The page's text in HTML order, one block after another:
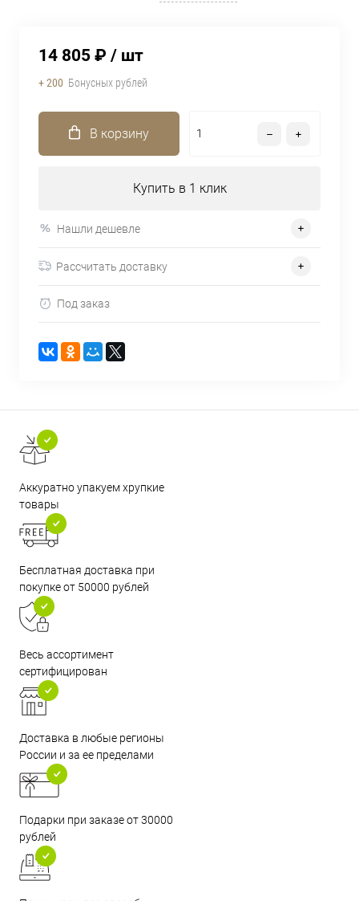
14 805 ₽ / шт
+ 200 Бонусных рублей
В корзину
Купить в 1 клик
Нашли дешевле
Рассчитать доставку
Под заказ
Аккуратно упакуем хрупкие
товары
Бесплатная доставка при
покупке от 50000 рублей
Весь ассортимент
сертифицирован
Доставка в любые регионы
России и за ее пределами
Подарки при заказе от 30000
рублей